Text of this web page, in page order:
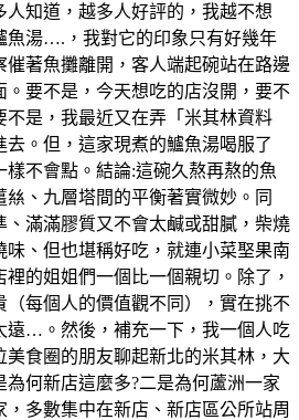
知道，越多人好評的，我越不想
魚湯….，我對它的印象只有好幾年
著魚攤離開，客人端起碗站在路邊
。要不是，今天想吃的店沒開，要不
不是，我最近又在弄「米其林資料
。但，這家現煮的鱸魚湯喝服了
不會點。結論:這碗久熬再熬的魚
、九層塔間的平衡著實微妙。同
、滿滿膠質又不會太鹹或甜膩，柴燒
、但也堪稱好吃，就連小菜埾果南
的姐姐們一個比一個親切。除了，
（每個人的價值觀不同），實在挑不
遠…。然後，補充一下，我一個人吃
美食圈的朋友聊起新北的米其林，大
何新店這麼多?二是為何蘆洲一家
多數集中在新店、新店區公所站周